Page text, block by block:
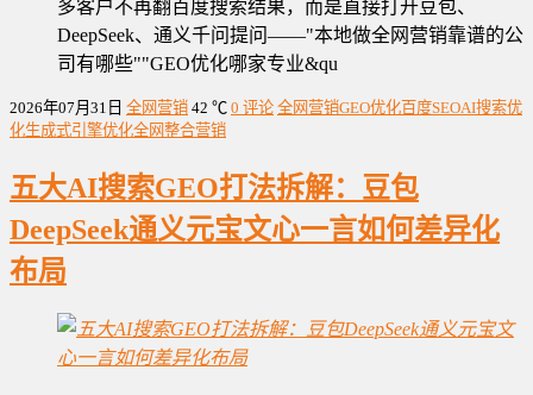
多客户不再翻百度搜索结果，而是直接打开豆包、
DeepSeek、通义千问提问——"本地做全网营销靠谱的公
司有哪些""GEO优化哪家专业&qu
2026年07月31日 全网营销 42 ℃ 0 评论 全网营销GEO优化百度SEOAI搜索优
化生成式引擎优化全网整合营销
五大AI搜索GEO打法拆解：豆包
DeepSeek通义元宝文心一言如何差异化
布局